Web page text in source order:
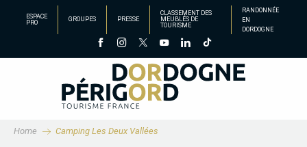
principal
ESPACE
PRO
GROUPES PRESSE
CLASSEMENT DES
MEUBLÉS DE
TOURISME
RANDONNÉE
EN
DORDOGNE
Home Camping Les Deux Vallées